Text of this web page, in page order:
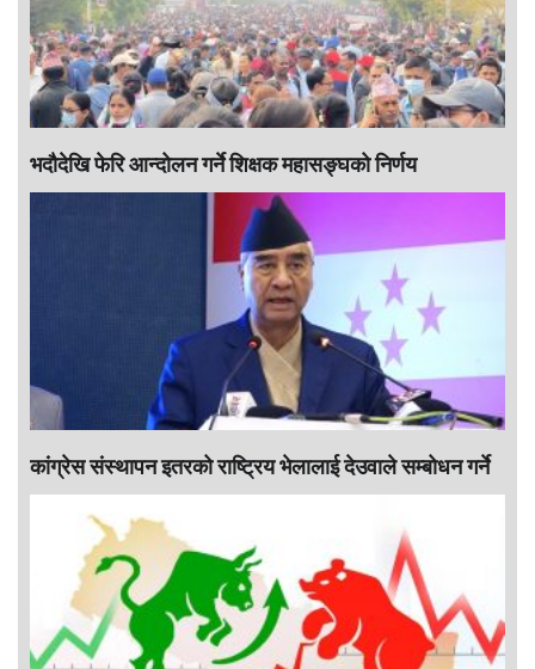
भदौदेखि फेरि आन्दोलन गर्ने शिक्षक महासङ्घको निर्णय
कांग्रेस संस्थापन इतरको राष्ट्रिय भेलालाई देउवाले सम्बोधन गर्ने